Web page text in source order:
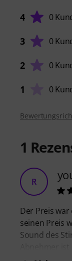
4 0
3 0
2 0
1 0
1
R
Der Preis
seinen Preis
Sound des